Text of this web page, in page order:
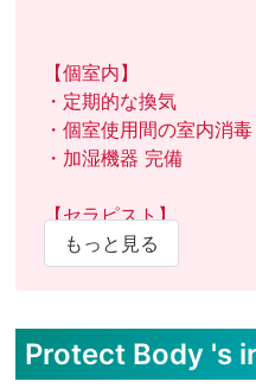
【個室内】
・定期的な換気
・個室使用間の室内消毒
・加湿機器 完備
【セラピスト】
・検温実施
・うがい薬の用意
【お客様】
・検温実施
もっと見る
Protect Body 's